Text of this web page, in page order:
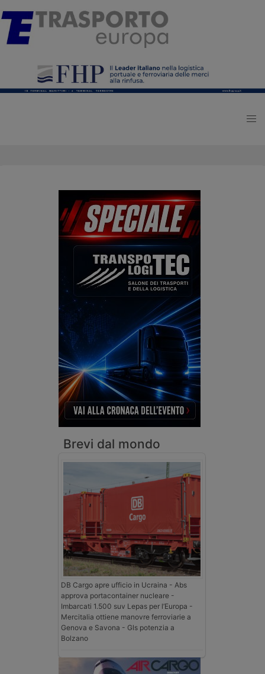
Brevi dal mondo
DB Cargo apre ufficio in Ucraina - Abs
approva portacontainer nucleare -
Imbarcati 1.500 suv Lepas per l’Europa -
Mercitalia ottiene manovre ferroviarie a
Genova e Savona - Gls potenzia a
Bolzano